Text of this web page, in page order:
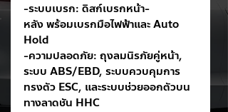
-ระบบเบรก: ดิสก์เบรกหน้า-
หลัง พร้อมเบรกมือไฟฟ้าและ Auto
Hold
-ความปลอดภัย: ถุงลมนิรภัยคู่หน้า,
ระบบ ABS/EBD, ระบบควบคุมการ
ทรงตัว ESC, และระบบช่วยออกตัวบน
ทางลาดชัน HHC